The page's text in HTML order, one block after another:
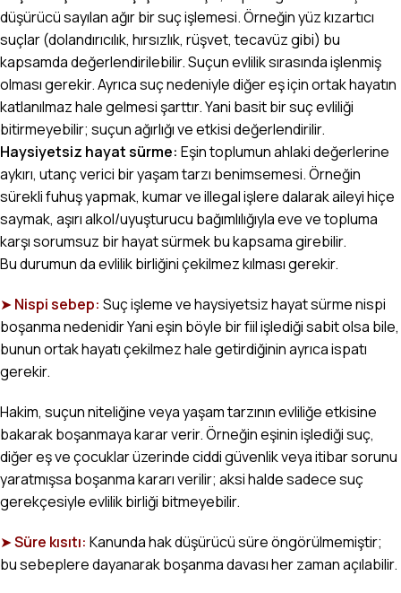
düşürücü sayılan ağır bir suç işlemesi. Örneğin yüz kızartıcı
suçlar (dolandırıcılık, hırsızlık, rüşvet, tecavüz gibi) bu
kapsamda değerlendirilebilir. Suçun evlilik sırasında işlenmiş
olması gerekir. Ayrıca suç nedeniyle diğer eş için ortak hayatın
katlanılmaz hale gelmesi şarttır. Yani basit bir suç evliliği
bitirmeyebilir; suçun ağırlığı ve etkisi değerlendirilir.
Haysiyetsiz hayat sürme: Eşin toplumun ahlaki değerlerine
aykırı, utanç verici bir yaşam tarzı benimsemesi. Örneğin
sürekli fuhuş yapmak, kumar ve illegal işlere dalarak aileyi hiçe
saymak, aşırı alkol/uyuşturucu bağımlılığıyla eve ve topluma
karşı sorumsuz bir hayat sürmek bu kapsama girebilir.
Bu durumun da evlilik birliğini çekilmez kılması gerekir.
➤Nispi sebep: Suç işleme ve haysiyetsiz hayat sürme nispi
boşanma nedenidir Yani eşin böyle bir fiil işlediği sabit olsa bile,
bunun ortak hayatı çekilmez hale getirdiğinin ayrıca ispatı
gerekir.
Hakim, suçun niteliğine veya yaşam tarzının evliliğe etkisine
bakarak boşanmaya karar verir. Örneğin eşinin işlediği suç,
diğer eş ve çocuklar üzerinde ciddi güvenlik veya itibar sorunu
yaratmışsa boşanma kararı verilir; aksi halde sadece suç
gerekçesiyle evlilik birliği bitmeyebilir.
➤Süre kısıtı: Kanunda hak düşürücü süre öngörülmemiştir;
bu sebeplere dayanarak boşanma davası her zaman açılabilir.